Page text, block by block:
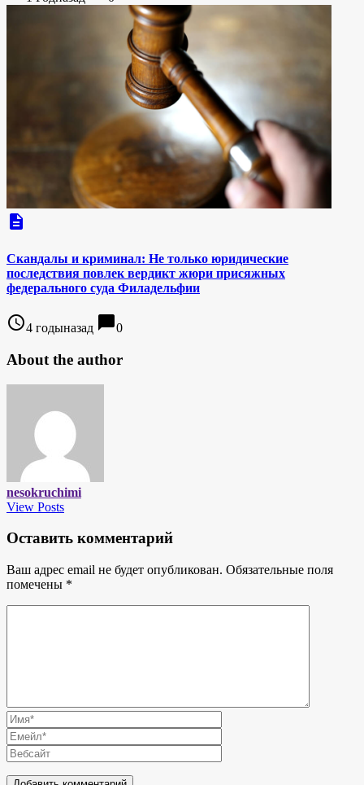
description
Скандалы и криминал: Не только юридические
последствия повлек вердикт жюри присяжных
федерального суда Филадельфии
access_time4 годыназад chat_bubble0
About the author
nesokruchimi
View Posts
Оставить комментарий
Ваш адрес email не будет опубликован. Обязательные поля
помечены *